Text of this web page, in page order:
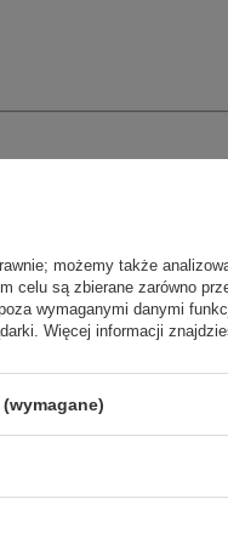
możemy także
celu są zbierane zarówno
wymaganymi danymi
Więcej informacji